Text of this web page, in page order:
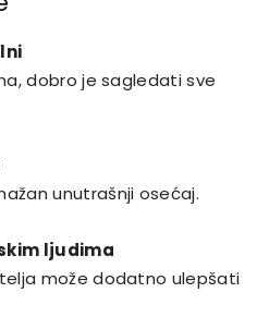
dobro je sagledati sve
unutrašnji osećaj.
ljudima
može dodatno ulepšati